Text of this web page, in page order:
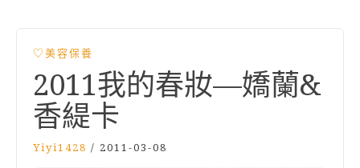
♡美容保養
2011我的春妝—嬌蘭&
香緹卡
Yiyi1428 / 2011-03-08